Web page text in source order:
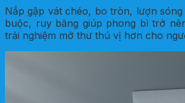
Nắp gập vát chéo, bo tròn, lượn
buộc, ruy băng giúp phong bì trở
trải nghiệm mở thư thú vị hơn cho